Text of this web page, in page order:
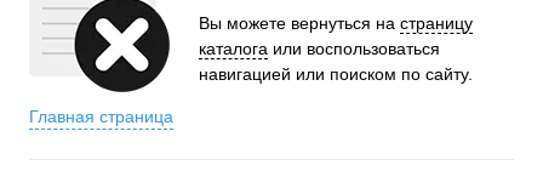
Вы можете вернуться на страницу
каталога или воспользоваться
навигацией или поиском по сайту.
Главная страница